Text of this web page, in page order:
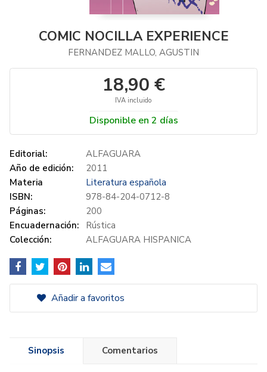
COMIC NOCILLA EXPERIENCE
FERNANDEZ MALLO, AGUSTIN
18,90 €
IVA incluido
Disponible en 2 días
Editorial:
ALFAGUARA
Año de edición:
2011
Materia
Literatura española
ISBN:
978-84-204-0712-8
Páginas:
200
Encuadernación:
Rústica
Colección:
ALFAGUARA HISPANICA
Añadir a favoritos
Sinopsis Comentarios